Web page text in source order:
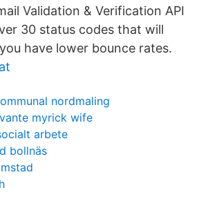
Validation & Verification API
30 status codes that will
have lower bounce rates.
nordmaling
myrick wife
arbete
bollnäs